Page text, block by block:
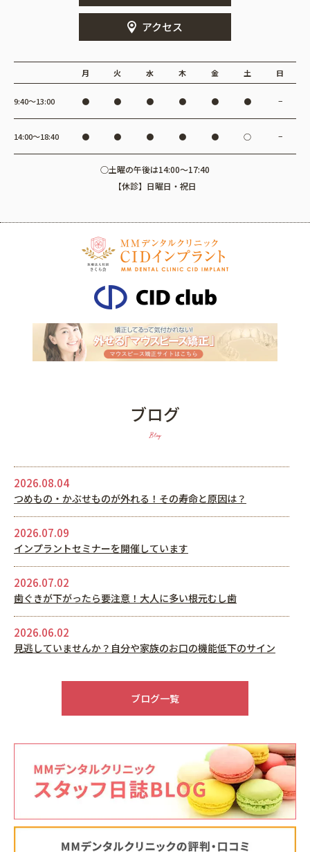
アクセス
月 火 水 木 金 土 日
9:40〜13:00 ● ● ● ● ● ● −
14:00〜18:40 ● ● ● ● ● ○ −
○土曜の午後は14:00～17:40
【休診】日曜日・祝日
ブログ
Blog
2026.08.04
つめもの・かぶせものが外れる！その寿命と原因は？
2026.07.09
インプラントセミナーを開催しています
2026.07.02
歯ぐきが下がったら要注意！大人に多い根元むし歯
2026.06.02
見逃していませんか？自分や家族のお口の機能低下のサイン
2026.05.22
ブログ一覧